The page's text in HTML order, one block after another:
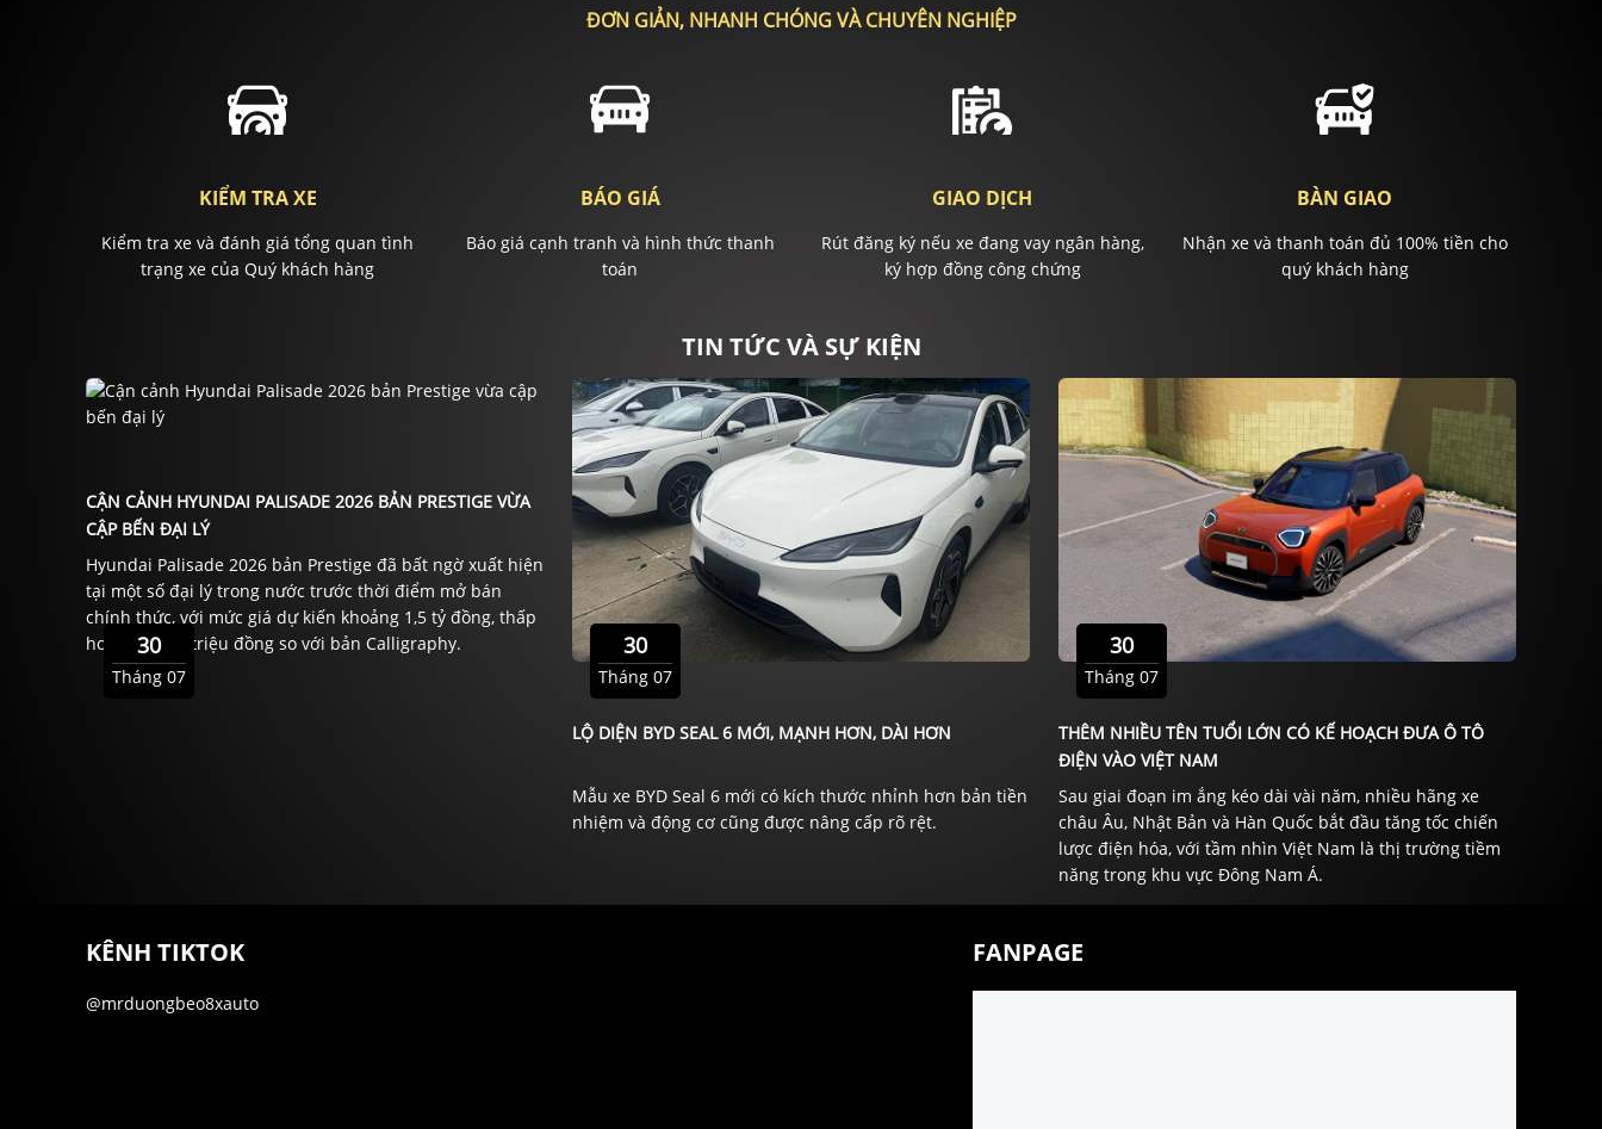
ĐƠN GIẢN, NHANH CHÓNG VÀ CHUYÊN NGHIỆP
KIỂM TRA XE
Kiểm tra xe và đánh giá tổng quan tình
trạng xe của Quý khách hàng
BÁO GIÁ
Báo giá cạnh tranh và hình thức thanh
toán
GIAO DỊCH
Rút đăng ký nếu xe đang vay ngân hàng,
ký hợp đồng công chứng
BÀN GIAO
Nhận xe và thanh toán đủ 100% tiền cho
quý khách hàng
TIN TỨC VÀ SỰ KIỆN
CẬN CẢNH HYUNDAI PALISADE 2026 BẢN PRESTIGE VỪA
CẬP BẾN ĐẠI LÝ
Hyundai Palisade 2026 bản Prestige đã bất ngờ xuất hiện
tại một số đại lý trong nước trước thời điểm mở bán
chính thức, với mức giá dự kiến khoảng 1,5 tỷ đồng, thấp
hơn gần 200 triệu đồng so với bản Calligraphy.
30
Tháng 07
LỘ DIỆN BYD SEAL 6 MỚI, MẠNH HƠN, DÀI HƠN
Mẫu xe BYD Seal 6 mới có kích thước nhỉnh hơn bản tiền
nhiệm và động cơ cũng được nâng cấp rõ rệt.
30
Tháng 07
THÊM NHIỀU TÊN TUỔI LỚN CÓ KẾ HOẠCH ĐƯA Ô TÔ
ĐIỆN VÀO VIỆT NAM
Sau giai đoạn im ắng kéo dài vài năm, nhiều hãng xe
châu Âu, Nhật Bản và Hàn Quốc bắt đầu tăng tốc chiến
lược điện hóa, với tầm nhìn Việt Nam là thị trường tiềm
năng trong khu vực Đông Nam Á.
30
Tháng 07
KÊNH TIKTOK
@mrduongbeo8xauto
FANPAGE